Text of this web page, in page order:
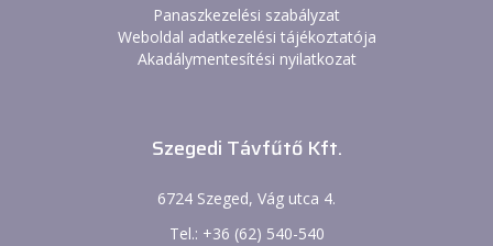
Panaszkezelési szabályzat
Weboldal adatkezelési tájékoztatója
Akadálymentesítési nyilatkozat
Szegedi Távfűtő Kft.
6724 Szeged, Vág utca 4.
Tel.: +36 (62) 540-540